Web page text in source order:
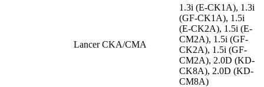
Lancer CKA/CMA
1.3i (E-CK1A), 1.3i
(GF-CK1A), 1.5i
(E-CK2A), 1.5i (E-
CM2A), 1.5i (GF-
CK2A), 1.5i (GF-
CM2A), 2.0D (KD-
CK8A), 2.0D (KD-
CM8A)